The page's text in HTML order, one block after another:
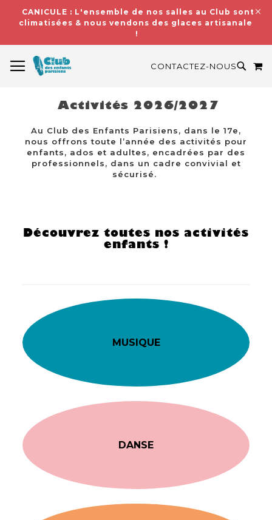
CANICULE : L'ensemble de nos salles au Club sont
climatisées & nous vendons des glaces artisanales
!
CONTACTEZ-NOUS
Activités 2026/2027
Au Club des Enfants Parisiens, dans le 17e,
nous offrons toute l’année des activités pour
enfants, ados et adultes, encadrées par des
professionnels, dans un cadre convivial et
sécurisé.
Découvrez toutes nos activités
enfants !
MUSIQUE
DANSE